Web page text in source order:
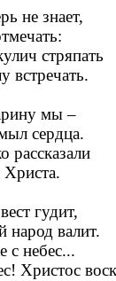
не знает,
стряпать
мы –
сердца.
гудит,
валит.
небес...
Христос